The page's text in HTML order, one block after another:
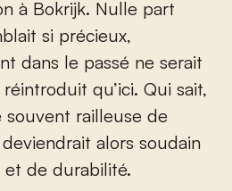
à Bokrijk. Nulle part
si précieux,
dans le passé ne serait
qu’ici. Qui sait,
souvent railleuse de
alors soudain
de durabilité.